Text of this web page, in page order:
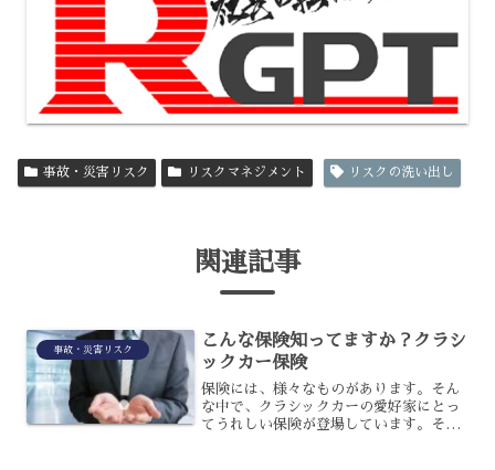
事故・災害リスク リスクマネジメント リスクの洗い出し
関連記事
事故・災害リスク
こんな保険知ってますか？クラシ
ックカー保険
保険には、様々なものがあります。そん
な中で、クラシックカーの愛好家にとっ
てうれしい保険が登場しています。それ